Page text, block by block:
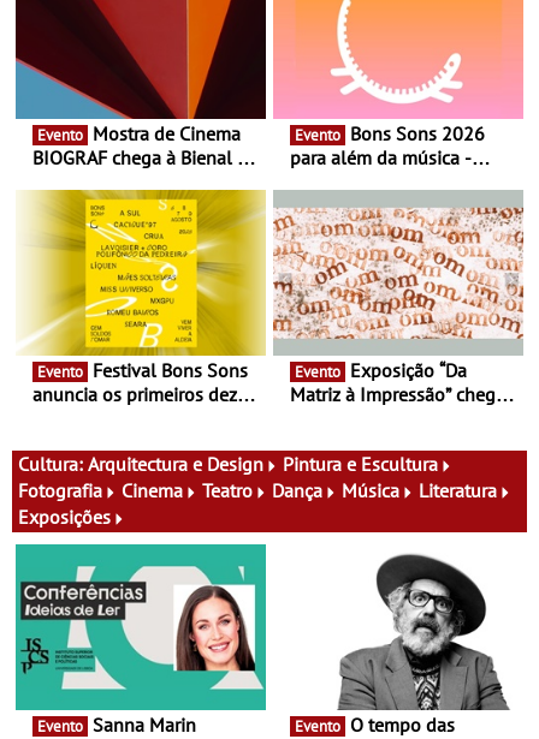
Evento
BIOGRAF chega à Bienal de
Documentário, ensaio
fílmico e práticas artísticas
Evento
para além da música -
percursos, oficinas,
atividades para toda a
família e muito mais
Evento
anuncia os primeiros dez
Evento
Matriz à Impressão” chega
nova exposição do Museu
do Oriente prova-o
Cultura: Arquitectura e Design
Pintura e Escultura
Fotografia
Cinema Teatro Dança Música
Literatura
Exposições
Evento Evento